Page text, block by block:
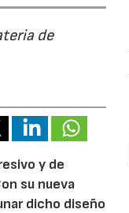
de
y de
su nueva
dicho diseño